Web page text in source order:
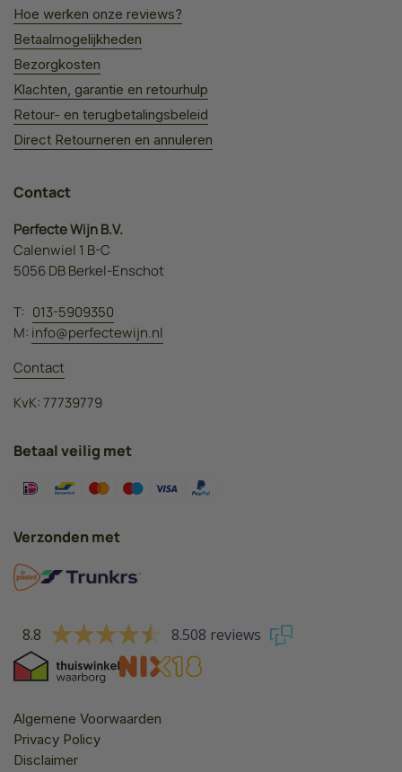
Hoe werken onze reviews?
Betaalmogelijkheden
Bezorgkosten
Klachten, garantie en retourhulp
Retour- en terugbetalingsbeleid
Direct Retourneren en annuleren
Contact
Perfecte Wijn B.V.
Calenwiel 1 B-C
5056 DB Berkel-Enschot
T: 013-5909350
M: info@perfectewijn.nl
Contact
KvK: 77739779
Betaal veilig met
Verzonden met
8.8 8.508 reviews
Algemene Voorwaarden
Privacy Policy
Disclaimer